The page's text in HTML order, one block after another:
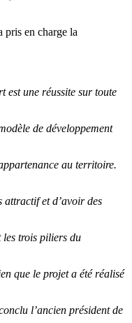
pris en charge la
est une réussite sur toute
de développement
au territoire.
attractif et d’avoir des
les trois piliers du
que le projet a été réalisé
l’ancien président de